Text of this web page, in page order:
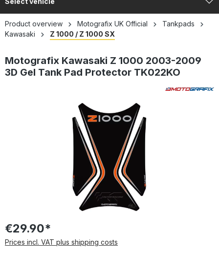
Product overview Motografix UK Official
Tankpads
Kawasaki
Z 1000 / Z 1000 SX
Motografix Kawasaki Z 1000 2003-2009
3D Gel Tank Pad Protector TK022KO
€29.90*
Prices incl. VAT plus shipping costs